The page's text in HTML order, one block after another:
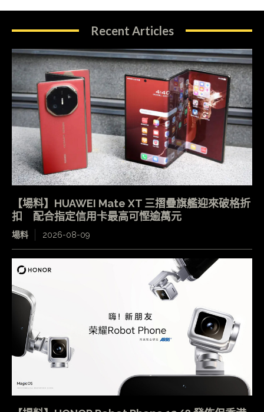
Recent Articles
【場料】HUAWEI Mate XT 三摺疊旗艦迎來破格折
扣 配合指定信用卡最高可慳逾萬元
場料 2026-08-09